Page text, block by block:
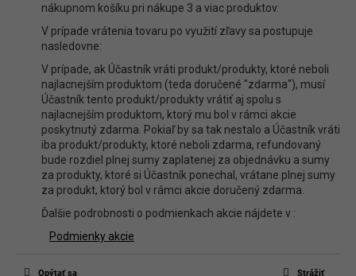
nákupnom košíku pri nákupe 3 a viac produktov.
V prípade vrátenia tovaru po využití zľavy sa postupuje
nasledovne:
V prípade, ak Účastník vráti produkt/produkty, ktoré neboli
najlacnejším produktom (teda doručené "zdarma"), musí
Účastník tento produkt/produkty vrátiť aj spolu s
najlacnejším produktom, ktorý mu bol v rámci akcie
poskytnutý zdarma. Pokiaľ by sa tak nestalo a Účastník vráti
iba produkt/produkty, ktoré neboli zdarma, refundovaný
bude rozdiel plnej sumy zaplatenej za objednávku a sumy
za produkty, ktoré si Účastník ponechal, vrátane plnej sumy
za produkt, ktorý bol v rámci akcie doručený zdarma.
Ďalšie podrobnosti o podmienkach akcie nájdete v :
Podmienky akcie
Opýtať sa Strážiť